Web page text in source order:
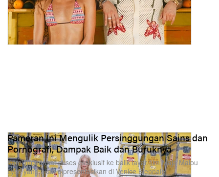
Pameran Ini Mengulik Persinggungan Sains dan
Pornografi, Dampak Baik dan Buruknya
Kami mendapat akses eksklusif ke balik layar film Maja Malou
Lyse yang akan dipresentasikan di Venice Biennale.